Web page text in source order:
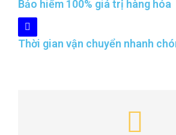
Bảo hiểm 100% giá trị hàng hóa
Thời gian vận chuyển nhanh